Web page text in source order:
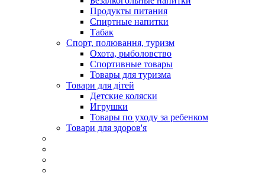
Продукты питания
Спиртные напитки
Табак
Спорт, полювання, туризм
Охота, рыболовство
Спортивные товары
Товары для туризма
Товари для дітей
Детские коляски
Игрушки
Товары по уходу за ребенком
Товари для здоров'я